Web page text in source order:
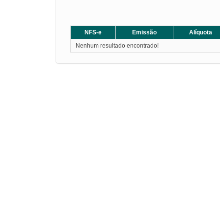
NFS-e Emissão Alíquota
Nenhum resultado encontrado!